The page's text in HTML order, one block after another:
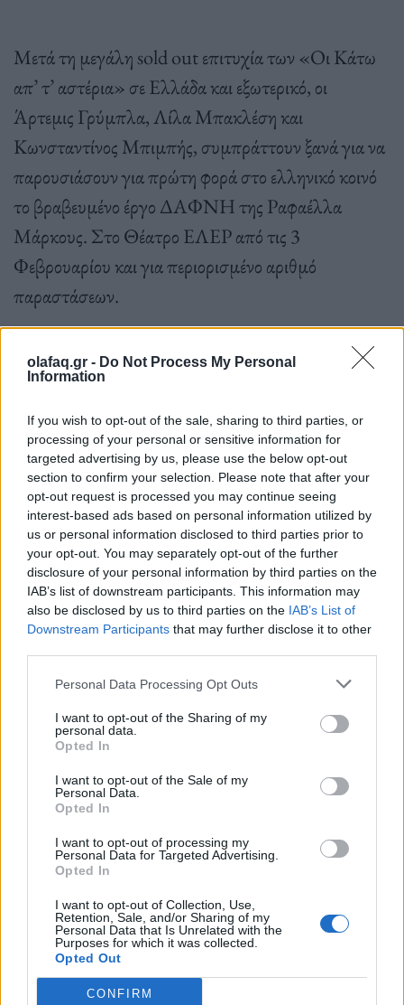
olafaq.gr - Do Not Process My Personal
Information
If you wish to opt-out of the sale, sharing to third parties, or
processing of your personal or sensitive information for
targeted advertising by us, please use the below opt-out
section to confirm your selection. Please note that after your
opt-out request is processed you may continue seeing
interest-based ads based on personal information utilized by
us or personal information disclosed to third parties prior to
your opt-out. You may separately opt-out of the further
disclosure of your personal information by third parties on the
IAB’s list of downstream participants. This information may
also be disclosed by us to third parties on the IAB’s List of
Downstream Participants that may further disclose it to other
Personal Data Processing Opt Outs
I want to opt-out of the Sharing of my
personal data.
Opted In
I want to opt-out of the Sale of my
Personal Data.
Opted In
I want to opt-out of processing my
Personal Data for Targeted Advertising.
Opted In
I want to opt-out of Collection, Use,
Retention, Sale, and/or Sharing of my
Personal Data that Is Unrelated with the
Purposes for which it was collected.
Opted Out
CONFIRM
Μετά τη μεγάλη sold out επιτυχία των «Οι Κάτω
απ’ τ’ αστέρια» σε Ελλάδα και εξωτερικό, οι
Άρτεμις Γρύμπλα, Λίλα Μπακλέση και
Κωνσταντίνος Μπιμπής, συμπράττουν ξανά για να
παρουσιάσουν για πρώτη φορά στο ελληνικό κοινό
το βραβευμένο έργο ΔΑΦΝΗ της Ραφαέλλα
Μάρκους. Στο Θέατρο ΕΛΕΡ από τις 3
Φεβρουαρίου και για περιορισμένο αριθμό
παραστάσεων.
Ένα κουίρ παραμύθι για τον έρωτα, την αποδοχή,
φωτοσύνθεση. Μια ιστορία για όλα όσα θα
μπορούσαν να έχουν συμβεί διαφορετικά. Ένα
σύγχρονο θρίλερ, γραμμένο μόλις το 2022, που
συνδιαλέγεται με τον αρχαιοελληνικό μύθο της
Δάφνης και του Απόλλωνα.
Η Δάφνη είναι μία σύγχρονη γυναίκα που
σιχαίνεται τις ταμπέλες και λατρεύει τα φυτά.
Προσπαθεί να επιβιώσει στον έξω κόσμο, σ’ αυτόν
τον ετεροκανονικό κόσμο: ΣΤΟΝ ΚΟΣΜΟ. Ένα
βράδυ, ερωτεύεται μία γυναίκα – μια γουόντερ
γούμαν. Και ακριβώς τη στιγμή που πιστεύει ότι
έχει κατακτήσει την ευτυχία, ένα (όχι και τόσο)
μικρό μυστικό από το παρελθόν της, έρχεται να
ταράξει τη σχέση και τη ζωή της. Καθώς το τίμημα
που πληρώνει για να μπορέσει να το κρατήσει κρυφό
μεγαλώνει, το μυστικό της την βαραίνει ολοένα και
περισσότερο, την τυλίγει σαν τις ρίζες ενός δέντρου